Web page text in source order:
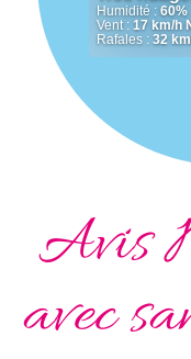
Avis
avec